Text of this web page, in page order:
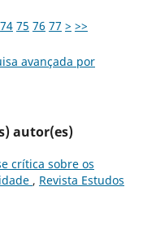
74 75 76 77 > >>
avançada por
autor(es)
crítica sobre os
, Revista Estudos